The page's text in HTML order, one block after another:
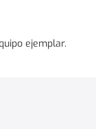
ejemplar.